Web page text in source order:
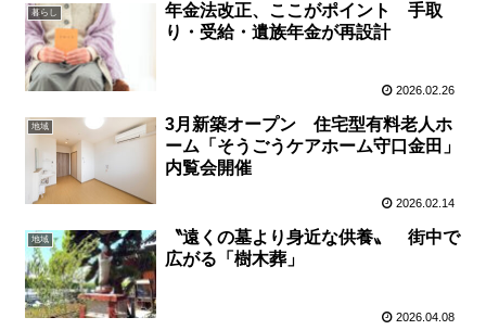
暮らし
年金法改正、ここがポイント 手取
り・受給・遺族年金が再設計
2026.02.26
地域
3月新築オープン 住宅型有料老人ホ
ーム「そうごうケアホーム守口金田」
内覧会開催
2026.02.14
地域
〝遠くの墓より身近な供養〟 街中で
広がる「樹木葬」
2026.04.08